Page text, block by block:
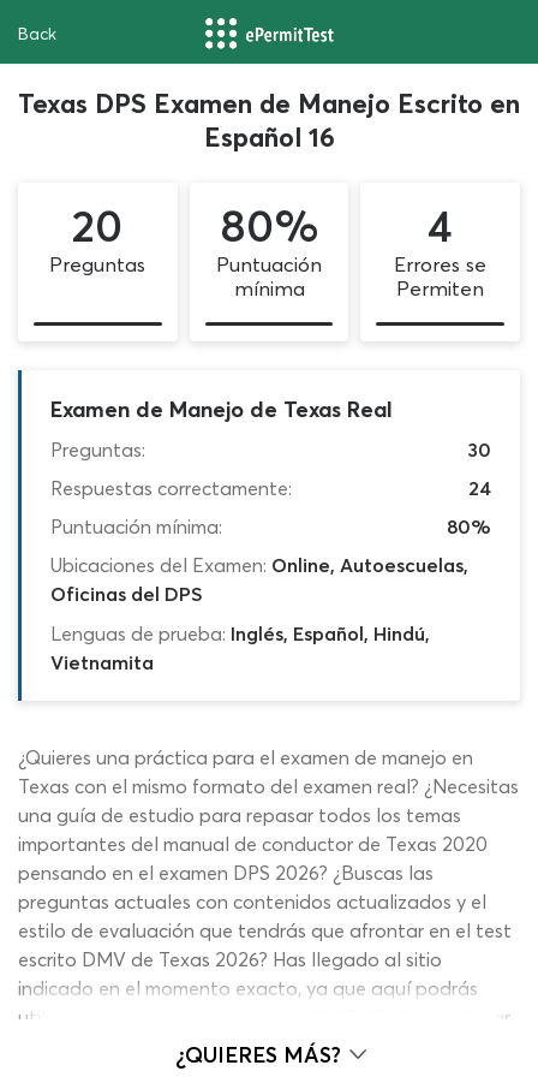
Back
Texas DPS Examen de Manejo Escrito en
Español 16
20
Preguntas
80%
Puntuación
mínima
4
Errores se
Permiten
Examen de Manejo de Texas Real
Preguntas:
30
Respuestas correctamente:
24
Puntuación mínima:
80%
Ubicaciones del Examen: Online, Autoescuelas,
Oficinas del DPS
Lenguas de prueba: Inglés, Español, Hindú,
Vietnamita
¿Quieres una práctica para el examen de manejo en
Texas con el mismo formato del examen real? ¿Necesitas
una guía de estudio para repasar todos los temas
importantes del manual de conductor de Texas 2020
pensando en el examen DPS 2026? ¿Buscas las
preguntas actuales con contenidos actualizados y el
estilo de evaluación que tendrás que afrontar en el test
escrito DMV de Texas 2026? Has llegado al sitio
indicado en el momento exacto, ya que aquí podrás
utilizar los mejores cuestionarios GRATUITOS para llevar
tu preparación al siguiente nivel. Lo mejor de todo es
¿QUIERES MÁS?